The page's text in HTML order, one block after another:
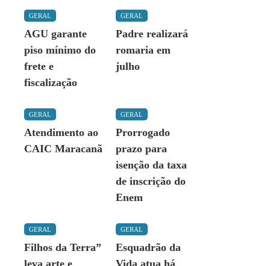
GERAL
AGU garante
piso mínimo do
frete e
fiscalização
GERAL
Padre realizará
romaria em
julho
GERAL
Atendimento ao
CAIC Maracanã
GERAL
Prorrogado
prazo para
isenção da taxa
de inscrição do
Enem
GERAL
Filhos da Terra”
leva arte e
GERAL
Esquadrão da
Vida atua há